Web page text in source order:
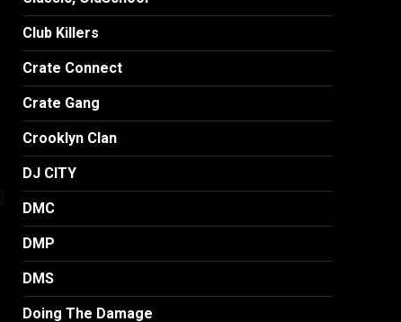
Club Killers
Crate Connect
Crate Gang
Crooklyn Clan
DJ CITY
DMC
DMP
DMS
Doing The Damage